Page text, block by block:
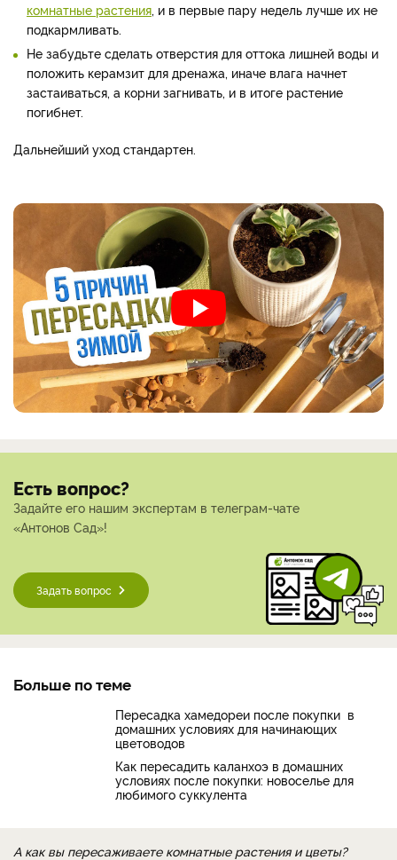
комнатные растения, и в первые пару недель лучше их не
подкармливать.
Не забудьте сделать отверстия для оттока лишней воды и
положить керамзит для дренажа, иначе влага начнет
застаиваться, а корни загнивать, и в итоге растение
погибнет.
Дальнейший уход стандартен.
Есть вопрос?
Задайте его нашим экспертам в телеграм-чате
«Антонов Сад»!
Задать вопрос
Больше по теме
Пересадка хамедореи после покупки в
домашних условиях для начинающих
цветоводов
Как пересадить каланхоэ в домашних
условиях после покупки: новоселье для
любимого суккулента
А как вы пересаживаете комнатные растения и цветы?